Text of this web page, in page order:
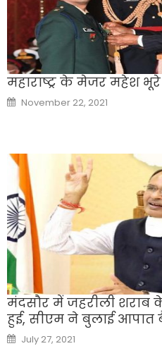
महाराष्ट्र के मेजर महेश
Posted
on
November 22, 2021
मंदसौर में जहरीली
हुई, सीएम ने बुलाई
Posted
July 27, 2021